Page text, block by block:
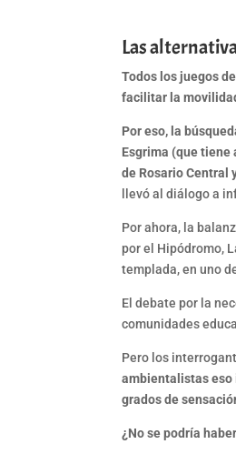
Las
Todos los juegos
facilitar la
Por eso, la
Esgrima (que tiene
de Rosario Central
llevó al diálogo a
Por ahora, la
por el Hipódromo,
templada, en uno
El debate por la
comunidades
Pero los
ambientalistas eso
grados de
¿No se podría